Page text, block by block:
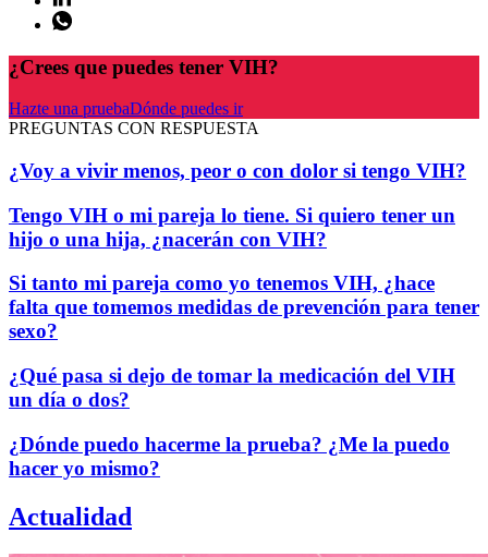
¿Crees que puedes tener VIH?
Hazte una pruebaDónde puedes ir
PREGUNTAS CON RESPUESTA
¿Voy a vivir menos, peor o con dolor si tengo VIH?
Tengo VIH o mi pareja lo tiene. Si quiero tener un
hijo o una hija, ¿nacerán con VIH?
Si tanto mi pareja como yo tenemos VIH, ¿hace
falta que tomemos medidas de prevención para tener
sexo?
¿Qué pasa si dejo de tomar la medicación del VIH
un día o dos?
¿Dónde puedo hacerme la prueba? ¿Me la puedo
hacer yo mismo?
Actualidad